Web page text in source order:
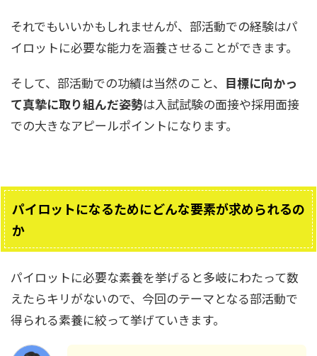
それでもいいかもしれませんが、部活動での経験はパ
イロットに必要な能力を涵養させることができます。
そして、部活動での功績は当然のこと、 目標に向かっ
て真摯に取り組んだ姿勢は入試試験の面接や採用面接
での大きなアピールポイントになります。
パイロットになるためにどんな要素が求められるの
か
パイロットに必要な素養を挙げると多岐にわたって数
えたらキリがないので、今回のテーマとなる部活動で
得られる素養に絞って挙げていきます。